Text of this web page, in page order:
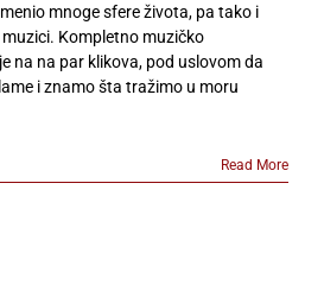
mnoge sfere života, pa tako i
Kompletno muzičko
na na par klikova, pod uslovom da
i znamo šta tražimo u moru
Read More